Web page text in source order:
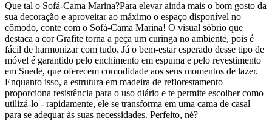
Que tal o Sofá-Cama Marina?Para elevar ainda mais o bom gosto da
sua decoração e aproveitar ao máximo o espaço disponível no
cômodo, conte com o Sofá-Cama Marina! O visual sóbrio que
destaca a cor Grafite torna a peça um curinga no ambiente, pois é
fácil de harmonizar com tudo. Já o bem-estar esperado desse tipo de
móvel é garantido pelo enchimento em espuma e pelo revestimento
em Suede, que oferecem comodidade aos seus momentos de lazer.
Enquanto isso, a estrutura em madeira de reflorestamento
proporciona resistência para o uso diário e te permite escolher como
utilizá-lo - rapidamente, ele se transforma em uma cama de casal
para se adequar às suas necessidades. Perfeito, né?